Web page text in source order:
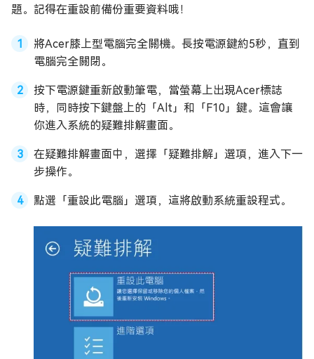
題。記得在重設前備份重要資料哦！
將Acer膝上型電腦完全關機。長按電源鍵約5秒，直到
電腦完全關閉。
按下電源鍵重新啟動筆電，當螢幕上出現Acer標誌
時，同時按下鍵盤上的「Alt」和「F10」鍵。這會讓
你進入系統的疑難排解畫面。
在疑難排解畫面中，選擇「疑難排解」選項，進入下一
步操作。
點選「重設此電腦」選項，這將啟動系統重設程式。